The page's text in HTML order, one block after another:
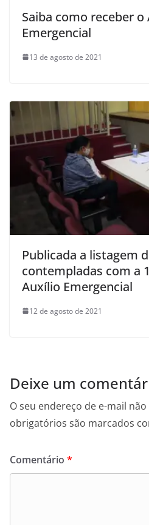
Saiba como receber o
Emergencial
13 de agosto de 2021
Publicada a listagem
contempladas com a
Auxílio Emergencial
12 de agosto de 2021
Deixe um
O seu endereço de e-mail
obrigatórios são marcados
Comentário *